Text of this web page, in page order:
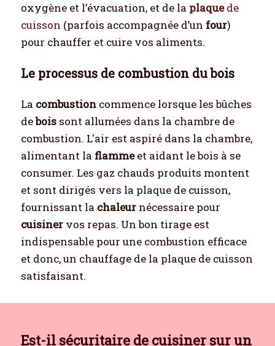
oxygène et l’évacuation, et de la plaquede
cuisson (parfois accompagnée d’un four)
pour chauffer et cuire vos aliments.
Le processus de combustion du bois
La combustion commence lorsque les bûches
debois sont allumées dans la chambre de
combustion. L'air est aspiré dans la chambre,
alimentant la flammeet aidant le bois à se
consumer. Les gaz chauds produits montent
et sont dirigés vers la plaque de cuisson,
fournissant la chaleur nécessaire pour
cuisiner vos repas. Un bon tirage est
indispensable pour une combustion efficace
et donc, un chauffage de la plaque de cuisson
satisfaisant.
Est-il sécuritaire de cuisiner sur un